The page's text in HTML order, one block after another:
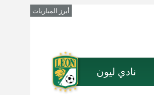
أبرز المباريات
نادي ليون